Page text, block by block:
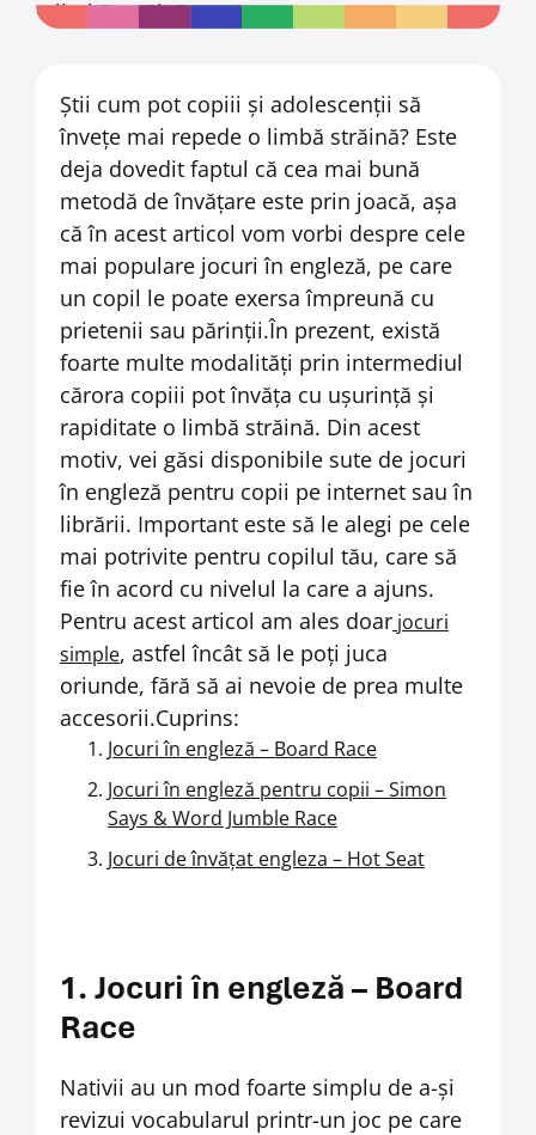
Știi cum pot copiii și adolescenții să
învețe mai repede o limbă străină? Este
deja dovedit faptul că cea mai bună
metodă de învățare este prin joacă, așa
că în acest articol vom vorbi despre cele
mai populare jocuri în engleză, pe care
un copil le poate exersa împreună cu
prietenii sau părinții.În prezent, există
foarte multe modalități prin intermediul
cărora copiii pot învăța cu ușurință și
rapiditate o limbă străină. Din acest
motiv, vei găsi disponibile sute de jocuri
în engleză pentru copii pe internet sau în
librării. Important este să le alegi pe cele
mai potrivite pentru copilul tău, care să
fie în acord cu nivelul la care a ajuns.
Pentru acest articol am ales doar jocuri
simple, astfel încât să le poți juca
oriunde, fără să ai nevoie de prea multe
accesorii.Cuprins:
Jocuri în engleză – Board Race
Jocuri în engleză pentru copii – Simon
Says & Word Jumble Race
Jocuri de învățat engleza – Hot Seat
1. Jocuri în engleză – Board
Race
Nativii au un mod foarte simplu de a-și
revizui vocabularul printr-un joc pe care